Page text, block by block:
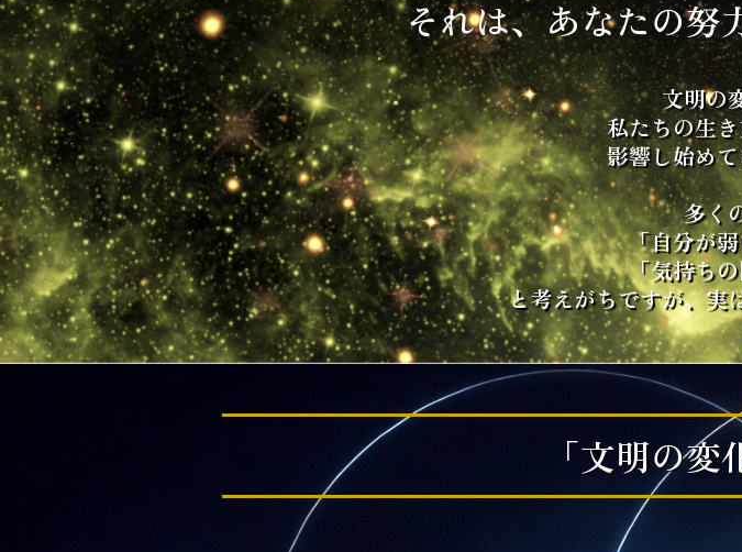
それは、あなたの努
文明の
私たちの生
影響し始め
多く
「自分が
「気持ち
と考えがちですが、実
「文明の